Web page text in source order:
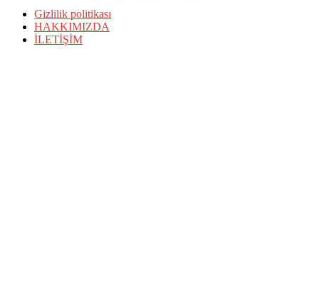
Gizlilik politikası
HAKKIMIZDA
İLETİŞİM